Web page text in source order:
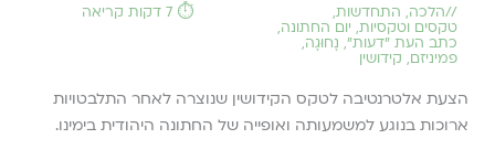
//הלכה, התחדשות,
טקסים וטקסיות, יום החתונה,
כתב העת ״דעות״, נָחוּגָה,
פמיניזם, קידושין
⏱️ 7 דקות קריאה
הצעת אלטרנטיבה לטקס הקידושין שנוצרה לאחר התלבטויות
ארוכות בנוגע למשמעותה ואופייה של החתונה היהודית בימינו.